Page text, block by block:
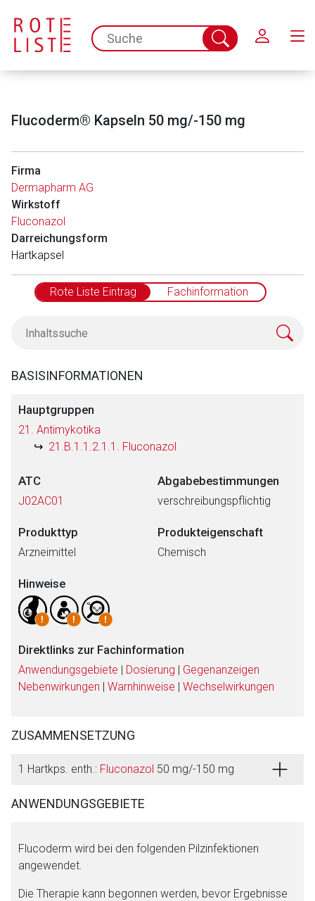
spc.search.input.placeholder
Suche
abschicken
Flucoderm® Kapseln 50 mg/-150 mg
Firma
Dermapharm AG
Wirkstoff
Fluconazol
Darreichungsform
Hartkapsel
Rote Liste Eintrag Fachinformation
BASISINFORMATIONEN
Hauptgruppen
21. Antimykotika
21.B.1.1.2.1.1. Fluconazol
ATC
J02AC01
Abgabebestimmungen
verschreibungspflichtig
Produkttyp
Arzneimittel
Produkteigenschaft
Chemisch
Hinweise
Direktlinks zur Fachinformation
Anwendungsgebiete | Dosierung | Gegenanzeigen
Nebenwirkungen | Warnhinweise | Wechselwirkungen
ZUSAMMENSETZUNG
1 Hartkps. enth.: Fluconazol 50 mg/-150 mg
ANWENDUNGSGEBIETE
Flucoderm wird bei den folgenden Pilzinfektionen
angewendet.
Die Therapie kann begonnen werden, bevor Ergebnisse